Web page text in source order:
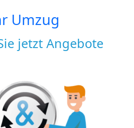
Umzug
jetzt Angebote